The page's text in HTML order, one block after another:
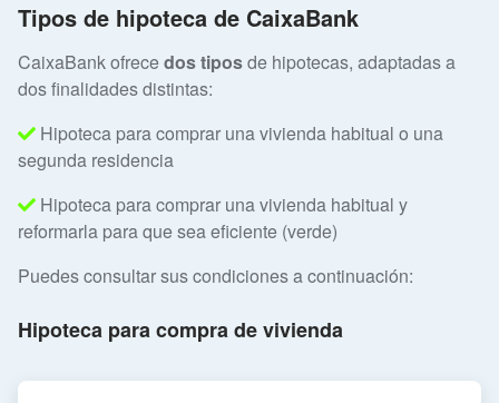
Tipos de hipoteca de CaixaBank
CaixaBank ofrecedos tiposde hipotecas, adaptadas a
dos finalidades distintas:
Hipoteca para comprar una vivienda habitual o una
segunda residencia
Hipoteca para comprar una vivienda habitual y
reformarla para que sea eficiente (verde)
Puedes consultar sus condiciones a continuación:
Hipoteca para compra de vivienda